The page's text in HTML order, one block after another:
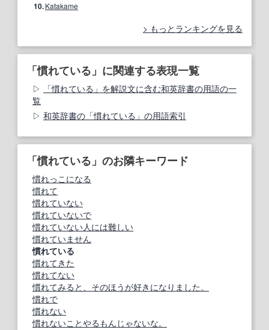
10.Katakame
もっとランキングを見る
「慣れている」に関連する表現一覧
「慣れている」を解説文に含む和英辞書の用語の一
覧
和英辞書の「慣れている」の用語索引
「慣れている」のお隣キーワード
慣れっこになる
慣れて
慣れていない
慣れていないで
慣れていない人には難しい
慣れていません
慣れている
慣れてきた
慣れてない
慣れてみると、そのほうが好きになりました。
慣れで
慣れない
慣れないことやるもんじゃないな。